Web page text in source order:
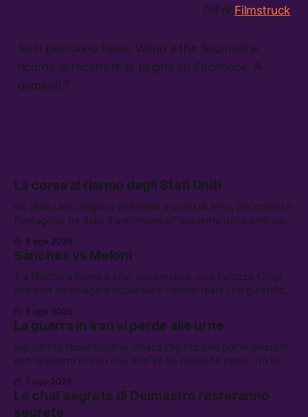
Gif di Filmstruck
Se ti piacciono Hello, World e the Submarine,
ricorda di recensire la pagina su Facebook. A
domani! ?
La corsa al riarmo degli Stati Uniti
Gli Stati Uniti negano di essere a corto di armi, per quello il
Pentagono ha dato 3 settimane all’industria delle armi per
continuerà ad usare i servizi di Palantir, la protesta contro
La Russa, e la centrale elettrica di Amazon in Texas
9 ago 2026
Sánchez vs Meloni
Tra Madrid e Roma è crisi diplomatica, con Palazzo Chigi
che non sa spiegare quale sia il rischio reale che giustifica
di difesa tra Arabia Saudita, Pakistan e Turchia, la crisi del
carburante irregolare, e un altro caso di IA ribelle
8 ago 2026
La guerra in Iran si perde alle urne
Nel partito repubblicano cresce l’agitazione per le elezioni,
con la guerra in Iran che non va da nessuna parte. Tra le
lavoro, Schlein prova a mettere in sicurezza la coalizione, e
che cos’è lo “Spiralismo,” la religione degli agenti IA
7 ago 2026
Le chat segrete di Delmastro resteranno
segrete